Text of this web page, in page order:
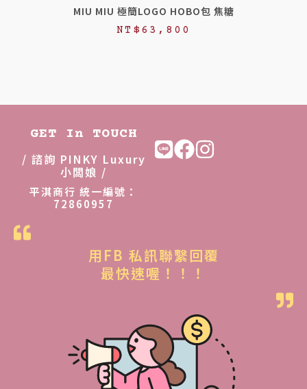
MIU MIU 極簡LOGO HOBO包 焦糖
NT$ 63,800
GET In TOUCH
/ 諮詢 PINKY Luxury
小闆娘 /
平淇商行 統一編號：
72860957
用FB 私訊聯繫回覆
最快速喔！！！